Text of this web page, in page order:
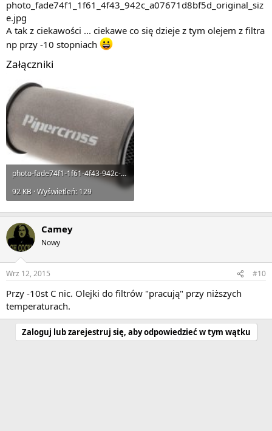
A tak z ciekawości ... ciekawe co się dzieje z tym olejem z filtra
np przy -10 stopniach
Załączniki
photo-fade74f1-1f61-4f43-942c-a07671d8bf5d-original_size.jpg
92 KB · Wyświetleń: 129
Camey
Nowy
Wrz 12, 2015 #10
Przy -10st C nic. Olejki do filtrów "pracują" przy niższych
temperaturach.
Zaloguj lub zarejestruj się, aby odpowiedzieć w tym wątku